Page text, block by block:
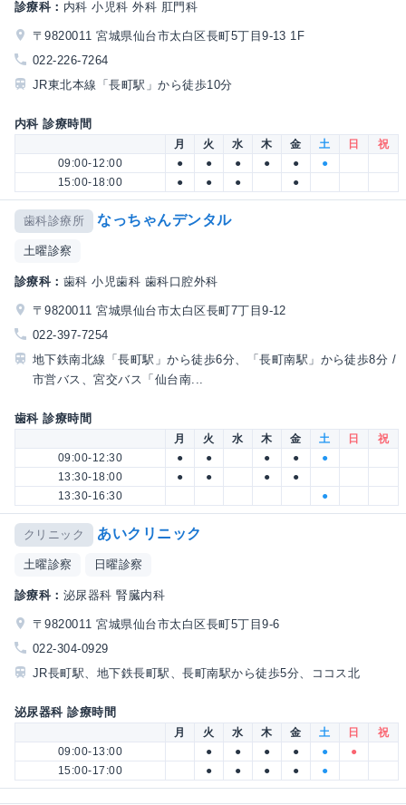
診療科： 内科 小児科 外科 肛門科
〒9820011 宮城県仙台市太白区長町5丁目9-13 1F
022-226-7264
JR東北本線「長町駅」から徒歩10分
内科 診療時間
月 火 水 木 金 土 日
祝
09:00-12:00
● ● ● ● ●
●
15:00-18:00
● ● ● ●
歯科診療所 なっちゃんデンタル
土曜診察
診療科： 歯科 小児歯科 歯科口腔外科
〒9820011 宮城県仙台市太白区長町7丁目9-12
022-397-7254
地下鉄南北線「長町駅」から徒歩6分、「長町南駅」から徒歩8分 /
市営バス、宮交バス「仙台南...
歯科 診療時間
月 火 水 木 金 土 日
祝
09:00-12:30
● ● ● ●
●
13:30-18:00
● ● ●
●
13:30-16:30
●
クリニック あいクリニック
土曜診察 日曜診察
診療科： 泌尿器科 腎臓内科
〒9820011 宮城県仙台市太白区長町5丁目9-6
022-304-0929
JR長町駅、地下鉄長町駅、長町南駅から徒歩5分、ココス北
泌尿器科 診療時間
月 火 水 木 金 土 日
祝
09:00-13:00
● ● ● ● ●
●
15:00-17:00
● ● ● ● ●